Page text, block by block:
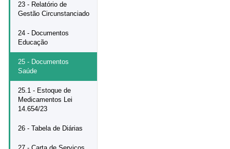
23 - Relatório de
Gestão Circunstanciado
24 - Documentos
Educação
25 - Documentos
Saúde
25.1 - Estoque de
Medicamentos Lei
14.654/23
26 - Tabela de Diárias